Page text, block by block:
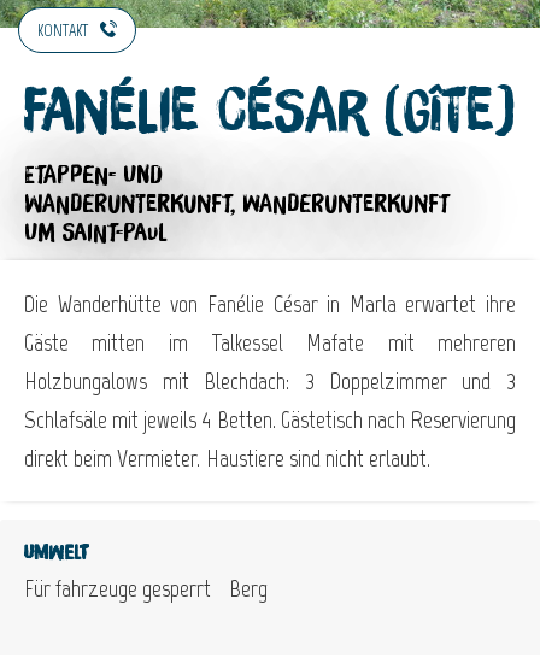
KONTAKT
Fanélie César (Gîte)
ETAPPEN- UND
WANDERUNTERKUNFT, WANDERUNTERKUNFT
UM SAINT-PAUL
Die Wanderhütte von Fanélie César in Marla erwartet ihre
Gäste mitten im Talkessel Mafate mit mehreren
Holzbungalows mit Blechdach: 3 Doppelzimmer und 3
Schlafsäle mit jeweils 4 Betten. Gästetisch nach Reservierung
direkt beim Vermieter. Haustiere sind nicht erlaubt.
Umwelt
Für fahrzeuge gesperrt Berg